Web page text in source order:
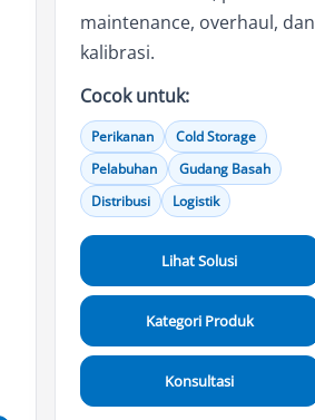
maintenance, overhaul, dan
kalibrasi.
Cocok untuk:
Perikanan
Cold Storage
Pelabuhan
Gudang Basah
Distribusi
Logistik
Lihat Solusi
Kategori Produk
Konsultasi